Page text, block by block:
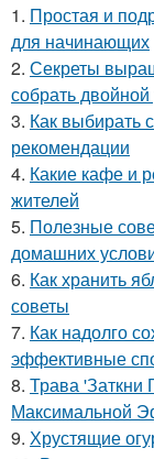
1. Простая и
для начинающих
2. Секреты
собрать
3. Как выбирать
рекомендации
4. Какие кафе и
жителей
5. Полезные
домашних
6. Как хранить
советы
7. Как надолго
эффективные
8. Трава 'Заткни
Максимальной
9. Хрустящие